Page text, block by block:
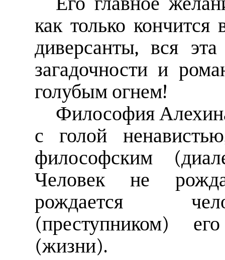
как только
диверсанты, вся
загадочности и
голубым огнем!
Философия
с голой
философским
Человек не
рождается
(преступником)
(жизни).